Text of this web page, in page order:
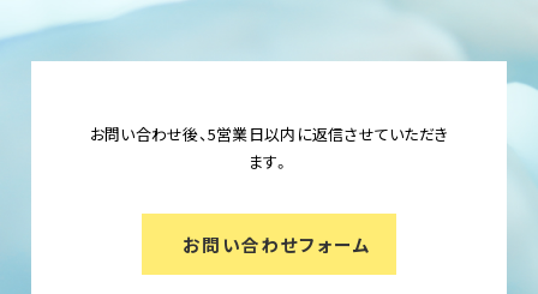
お問い合わせ後、5営業日以内に返信させていただき
ます。
お問い合わせフォーム